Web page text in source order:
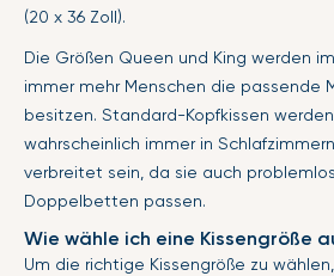
(20 x 36 Zoll).
Die Größen Queen und King werden
immer mehr Menschen die passende
besitzen. Standard-Kopfkissen
wahrscheinlich immer in
verbreitet sein, da sie auch
Doppelbetten passen.
Wie wähle ich eine Kissengröße
Um die richtige Kissengröße zu